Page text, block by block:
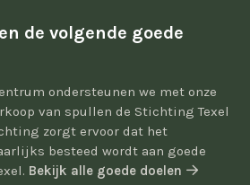
de volgende goede
ondersteunen we met onze
van spullen de Stichting Texel
zorgt ervoor dat het
besteed wordt aan goede
Bekijk alle goede doelen